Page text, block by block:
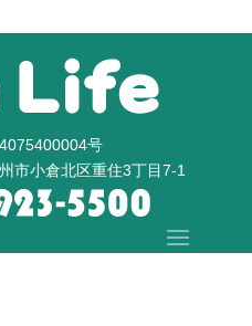
号
市小倉北区重住3丁目7-1